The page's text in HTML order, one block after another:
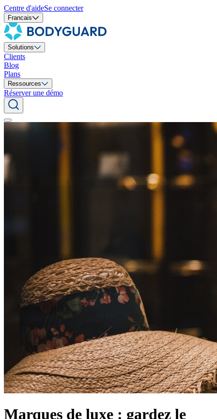
Centre d'aideSe connecter
Francais
Solutions
Clients
Blog
Plans
Ressources
Réserver une démo
Marques de luxe : gardez le